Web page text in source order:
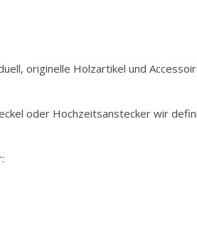
originelle Holzartikel und
oder Hochzeitsanstecker wir